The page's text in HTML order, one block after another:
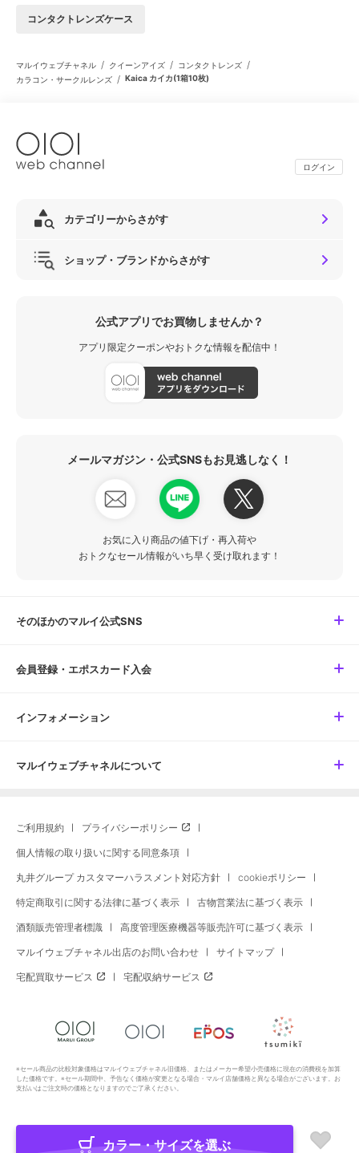
コンタクトレンズケース
マルイウェブチャネル / クイーンアイズ / コンタクトレンズ /
カラコン・サークルレンズ / Kaica カイカ(1箱10枚)
ログイン
カテゴリーからさがす
ショップ・ブランドからさがす
公式アプリでお買物しませんか？
アプリ限定クーポンやおトクな情報を配信中！
メールマガジン・公式SNSもお見逃しなく！
お気に入り商品の値下げ・再入荷や
おトクなセール情報がいち早く受け取れます！
そのほかのマルイ公式SNS
会員登録・エポスカード入会
インフォメーション
マルイウェブチャネルについて
ご利用規約 プライバシーポリシー
個人情報の取り扱いに関する同意条項
丸井グループ カスタマーハラスメント対応方針 cookieポリシー
特定商取引に関する法律に基づく表示 古物営業法に基づく表示
酒類販売管理者標識 高度管理医療機器等販売許可に基づく表示
マルイウェブチャネル出店のお問い合わせ サイトマップ
宅配買取サービス 宅配収納サービス
※セール商品の比較対象価格はマルイウェブチャネル旧価格、またはメーカー希望小売価格に現在の消費税を加算
した価格です。※セール期間中、予告なく価格が変更となる場合・マルイ店舗価格と異なる場合がございます。お
支払いはご注文時の価格となりますのでご了承ください。
Copyright All Rights Reserved. MARUI Co., Ltd
カラー・サイズを選ぶ